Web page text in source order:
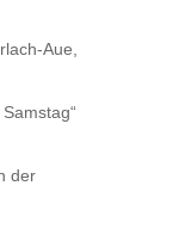
Aue,
der